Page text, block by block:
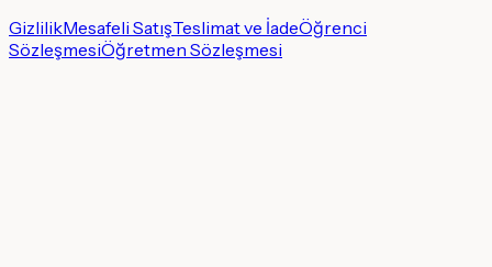
GizlilikMesafeli SatışTeslimat ve İadeÖğrenci
SözleşmesiÖğretmen Sözleşmesi